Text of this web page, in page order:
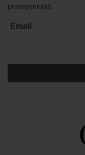
protagonistas.
Email